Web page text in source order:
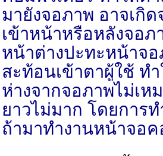
มายังจอภาพ อาจเกิ
เข้าหน้าหรือหลังจอ
หน้าต่างปะทะหน้าจอ
สะท้อนเข้าตาผู้ใช้ ท
ห่างจากจอภาพไม่เห
ยาวไม่มาก โดยการ
ถ้ามาทำงานหน้าจอค